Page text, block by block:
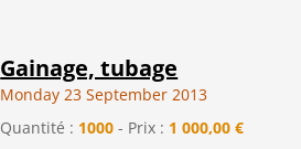
Gainage, tubage
Monday 23 September 2013
Quantité : 1000 - Prix : 1 000,00 €